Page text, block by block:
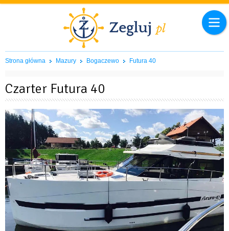
Strona główna Mazury Bogaczewo Futura 40
Czarter Futura 40